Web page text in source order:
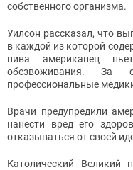
собственного организма.
Уилсон рассказал, что
в каждой из которой
пива американец
обезвоживания. За
профессиональные
Врачи предупредили
нанести вред его
отказываться от своей
Католический Великий